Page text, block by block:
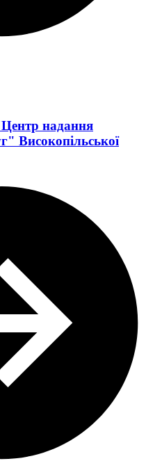
надання
Високопільської